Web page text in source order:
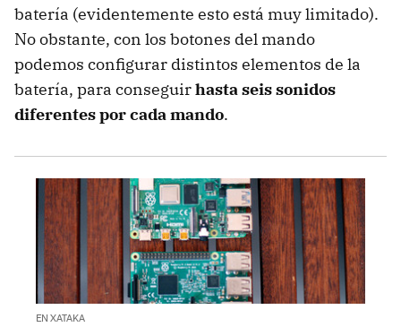
batería (evidentemente esto está muy limitado).
No obstante, con los botones del mando
podemos configurar distintos elementos de la
batería, para conseguirhasta seis sonidos
diferentes por cada mando.
EN XATAKA